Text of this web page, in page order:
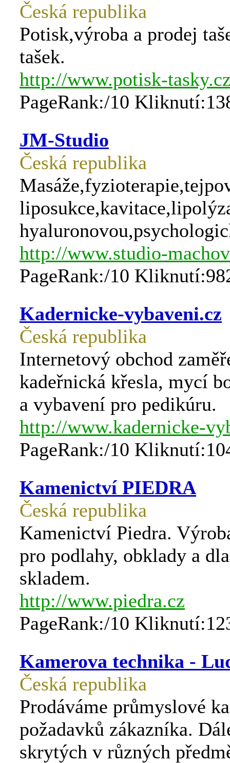
Česká republika
Potisk,výroba a prodej
tašek.
http://www.potisk-
PageRank:/10
JM-Studio
Česká republika
http://www.studio-
PageRank:/10
Kadernicke-vybaveni.cz
Česká republika
Internetový obchod
kadeřnická křesla, mycí
a vybavení pro pedikúru.
http://www.kadernicke-
PageRank:/10
Kamenictví PIEDRA
Česká republika
Kamenictví Piedra.
pro podlahy, obklady a
skladem.
http://www.piedra.cz
PageRank:/10
Kamerova technika -
Česká republika
Prodáváme průmyslové
požadavků zákazníka.
skrytých v různých